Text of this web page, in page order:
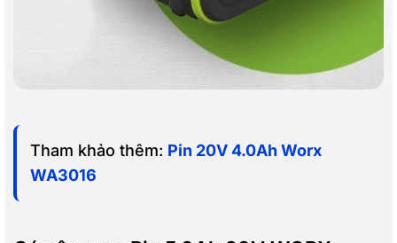
Tham khảo thêm: Pin 20V 4.0Ah Worx
WA3016